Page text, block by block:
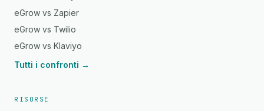
eGrow vs Zapier
eGrow vs Twilio
eGrow vs Klaviyo
Tutti i confronti →
RISORSE